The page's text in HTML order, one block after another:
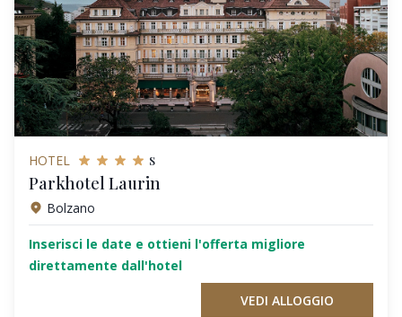
HOTEL s
Parkhotel Laurin
Bolzano
Inserisci le date e ottieni l'offerta migliore
direttamente dall'hotel
VEDI ALLOGGIO